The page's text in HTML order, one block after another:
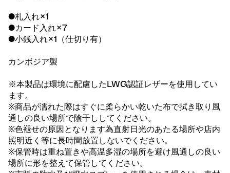
●札入れ×1
●カード入れ×7
●小銭入れ×1（仕切り有）
カンボジア製
※本製品は環境に配慮したLWG認証レザーを使用してい
ます。
※商品が濡れた際はすぐに柔らかい乾いた布で拭き取り風
通しの良い場所で陰干ししてください。
※色褪せの原因となります為直射日光のあたる場所や店内
照明近く等に長時間放置しないでください。
※保管時は重ね置きや高温多湿の場所を避け風通しの良い
場所に形を整えて保管してください。